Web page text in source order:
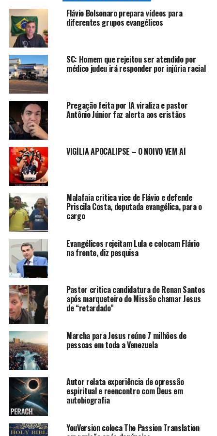
Flávio Bolsonaro prepara vídeos para
diferentes grupos evangélicos
SC: Homem que rejeitou ser atendido por
médico judeu irá responder por injúria racial
Pregação feita por IA viraliza e pastor
Antônio Júnior faz alerta aos cristãos
VIGÍLIA APOCALIPSE – O NOIVO VEM AÍ
Malafaia critica vice de Flávio e defende
Priscila Costa, deputada evangélica, para o
cargo
Evangélicos rejeitam Lula e colocam Flávio
na frente, diz pesquisa
Pastor critica candidatura de Renan Santos
após marqueteiro do Missão chamar Jesus
de “retardado”
Marcha para Jesus reúne 7 milhões de
pessoas em toda a Venezuela
Autor relata experiência de opressão
espiritual e reencontro com Deus em
autobiografia
YouVersion coloca The Passion Translation